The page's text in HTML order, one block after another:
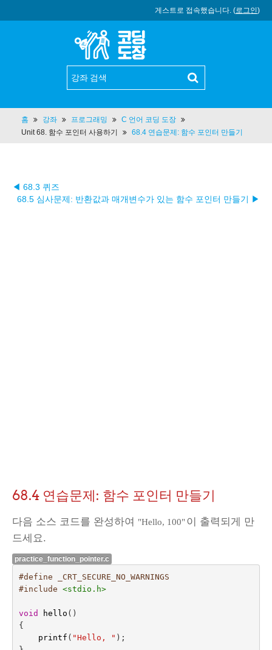
게스트로 접속했습니다. (로그인)
홈 강좌 프로그래밍
C 언어 코딩 도장
Unit 68. 함수 포인터 사용하기
68.4 연습문제: 함수 포인터 만들기
◀ 68.3 퀴즈
68.5 심사문제: 반환값과 매개변수가 있는 함수 포인터 만들기 ▶︎
68.4 연습문제: 함수 포인터 만들기
다음 소스 코드를 완성하여 "Hello, 100" 이 출력되게 만
드세요.
practice_function_pointer.c
#define _CRT_SECURE_NO_WARNINGS
#include <stdio.h>
void hello ()
{
printf ( "Hello, " );